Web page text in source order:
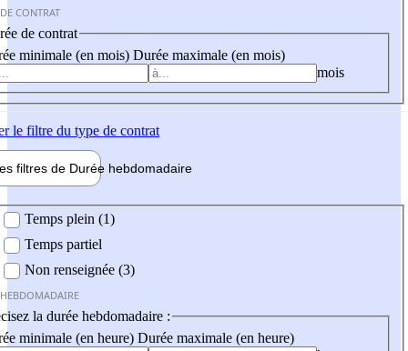
CONTRAT
de contrat
minimale (en mois) Durée maximale (en mois)
mois
le filtre du type de contrat
filtres de Durée hebdomadaire
Temps plein (1)
Temps partiel
Non renseignée (3)
la durée hebdomadaire :
minimale (en heure) Durée maximale (en heure)